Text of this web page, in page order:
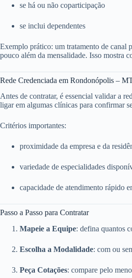
se há ou não coparticipação
se inclui dependentes
Exemplo prático: um tratamento de canal
pouco além da mensalidade. Isso mostra
Rede Credenciada em Rondonópolis –
Antes de contratar, é essencial validar a
ligar em algumas clínicas para confirmar
Critérios importantes:
proximidade da empresa e da
variedade de especialidades
capacidade de atendimento rápido
Passo a Passo para Contratar
Mapeie a Equipe: defina quantos
Escolha a Modalidade: com ou
Peça Cotações: compare pelo